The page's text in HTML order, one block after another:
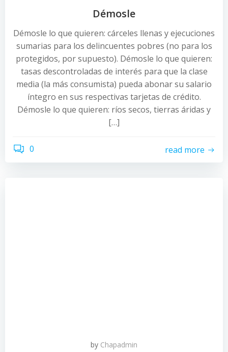
Démosle
Démosle lo que quieren: cárceles llenas y ejecuciones
sumarias para los delincuentes pobres (no para los
protegidos, por supuesto). Démosle lo que quieren:
tasas descontroladas de interés para que la clase
media (la más consumista) pueda abonar su salario
íntegro en sus respectivas tarjetas de crédito.
Démosle lo que quieren: ríos secos, tierras áridas y
[…]
0 read more
by Chapadmin